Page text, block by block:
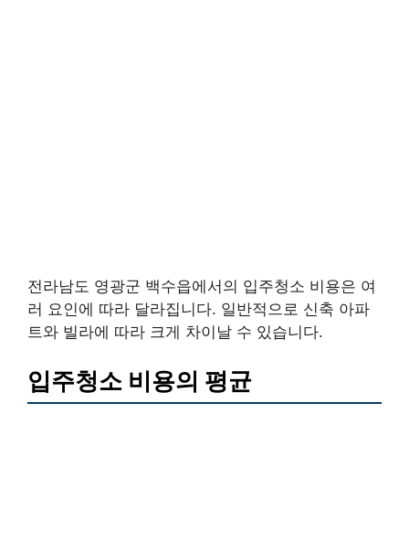
전라남도 영광군 백수읍에서의 입주청소 비용은 여
러 요인에 따라 달라집니다. 일반적으로 신축 아파
트와 빌라에 따라 크게 차이날 수 있습니다.
입주청소 비용의 평균